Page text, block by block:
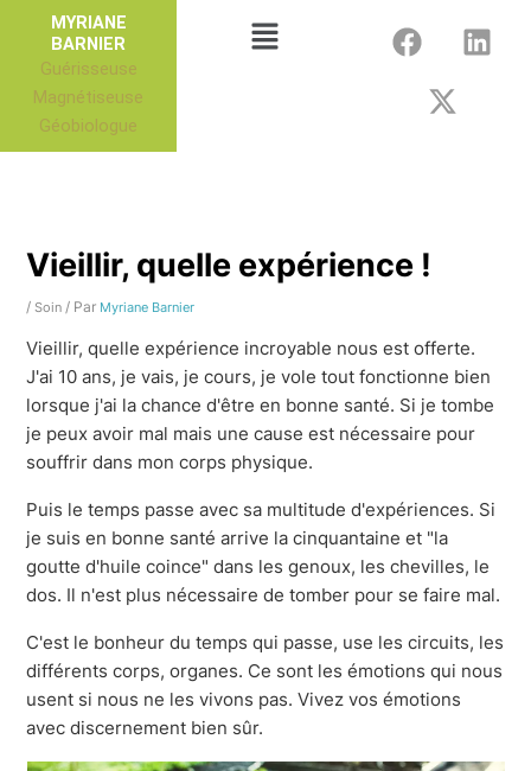
contenu
MYRIANE
BARNIER
Guérisseuse
Magnétiseuse
Géobiologue
Menu
F
a
L
i
t
w
Vieillir, quelle expérience !
/Soin / Par Myriane Barnier
Vieillir, quelle expérience incroyable nous est offerte.
J'ai 10 ans, je vais, je cours, je vole tout fonctionne bien
lorsque j'ai la chance d'être en bonne santé. Si je tombe
je peux avoir mal mais une cause est nécessaire pour
souffrir dans mon corps physique.
Puis le temps passe avec sa multitude d'expériences. Si
je suis en bonne santé arrive la cinquantaine et "la
goutte d'huile coince" dans les genoux, les chevilles, le
dos. Il n'est plus nécessaire de tomber pour se faire mal.
C'est le bonheur du temps qui passe, use les circuits, les
différents corps, organes. Ce sont les émotions qui nous
usent si nous ne les vivons pas. Vivez vos émotions
avec discernement bien sûr.